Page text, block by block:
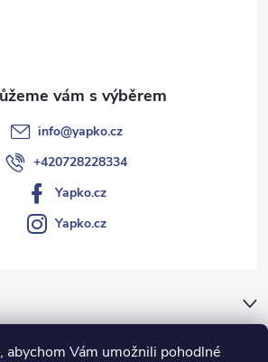
, abychom Vám umožnili pohodlné
info@yapko.cz
+420728228334
Yapko.cz
Yapko.cz